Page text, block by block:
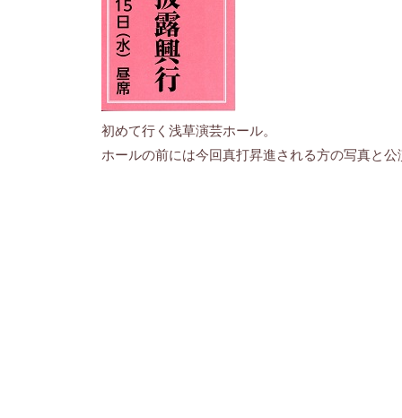
初めて行く浅草演芸ホール。
ホールの前には今回真打昇進される方の写真と公